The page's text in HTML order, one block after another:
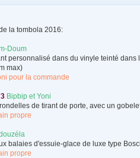
la tombola 2016:
Doum
personnalisé dans du vinyle teinté dans
max)
pour la commande
Bipbip et Yoni
de tirant de porte, avec un
propre
balaies d'essuie-glace de luxe type
propre